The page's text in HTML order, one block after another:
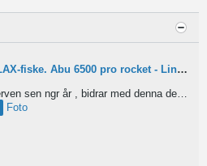
fiske. Abu 6500 pro rocket - Lina för kort?
Tillhör begåvningsreserven sen ngr år , bidrar med denna devis.
Foto